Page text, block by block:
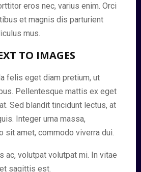
eros nec, varius enim. Orci
et magnis dis parturient
mus.
TO IMAGES
felis eget diam pretium, ut
Pellentesque mattis ex eget
Sed blandit tincidunt lectus, at
Integer urna massa,
sit amet, commodo viverra dui.
ac, volutpat volutpat mi. In vitae
sagittis est.